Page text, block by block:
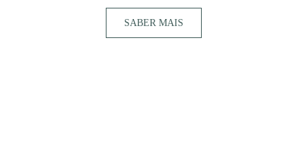
SABER MAIS